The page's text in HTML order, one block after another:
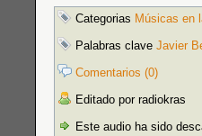
Categorias Músicas en
Palabras clave Javier
Comentarios (0)
Editado por radiokras
Este audio ha sido